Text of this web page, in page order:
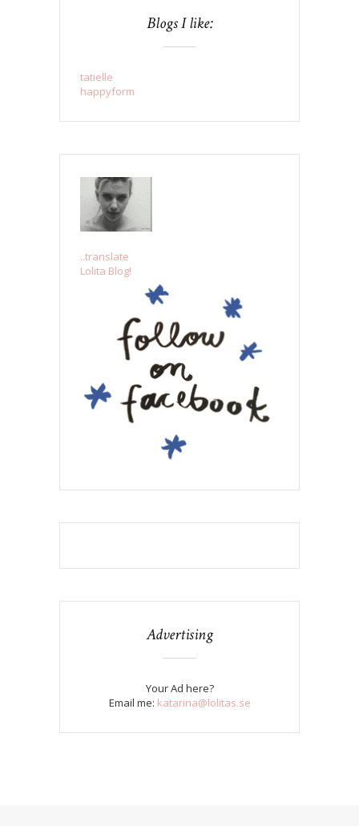
Blogs I like:
tatielle
happyform
..translate
Lolita Blog!
Advertising
Your Ad here?
Email me: katarina@lolitas.se